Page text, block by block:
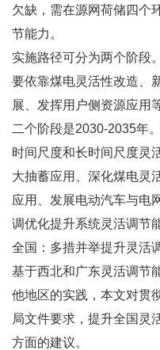
欠缺，需在源网荷储四个
节能力。
实施路径可分为两个阶段
要依靠煤电灵活性改造、
展、发挥用户侧资源应用
二个阶段是2030-2035年
时间尺度和长时间尺度灵
大抽蓄应用、深化煤电灵
应用、发展电动汽车与电
调优化提升系统灵活调节
全国：多措并举提升灵活
基于西北和广东灵活调节
他地区的实践，本文对贯
局文件要求，提升全国灵
方面的建议。